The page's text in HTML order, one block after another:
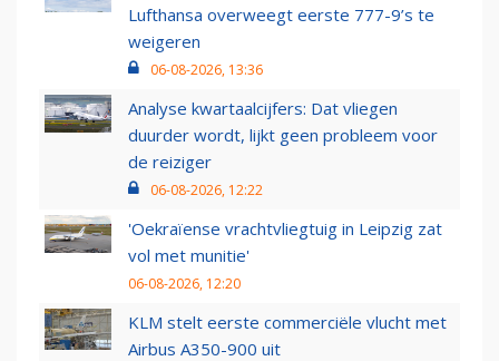
Lufthansa overweegt eerste 777-9’s te
weigeren
06-08-2026, 13:36
Analyse kwartaalcijfers: Dat vliegen
duurder wordt, lijkt geen probleem voor
de reiziger
06-08-2026, 12:22
'Oekraïense vrachtvliegtuig in Leipzig zat
vol met munitie'
06-08-2026, 12:20
KLM stelt eerste commerciële vlucht met
Airbus A350-900 uit